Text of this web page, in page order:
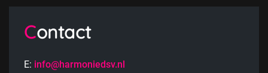
Contact
E: info@harmoniedsv.nl